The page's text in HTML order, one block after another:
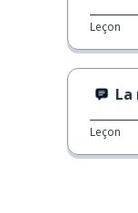
Leçon
La
Leçon